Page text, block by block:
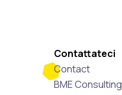
Contattateci
Contact
BME Consulting